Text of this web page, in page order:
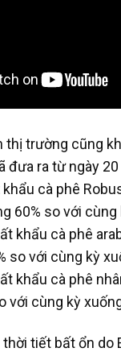
trường cũng
đưa ra từ ngày
cà phê
60% so với
khẩu cà phê
so với cùng kỳ
khẩu cà phê
với cùng kỳ
tiết bất ổn do